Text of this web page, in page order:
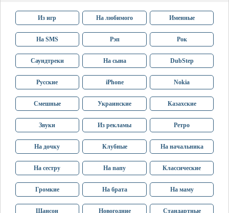
Из игр На любимого Именные
На SMS Рэп Рок
Саундтреки На сына DubStep
Русские iPhone Nokia
Смешные Украинские Казахские
Звуки Из рекламы Ретро
На дочку Клубные На начальника
На сестру На папу Классические
Громкие На брата На маму
Шансон Новогодние Стандартные